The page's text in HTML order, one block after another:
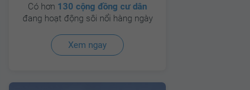
Có hơn 130 cộng đồng cư dân
đang hoạt động sôi nổi hàng ngày
Xem ngay